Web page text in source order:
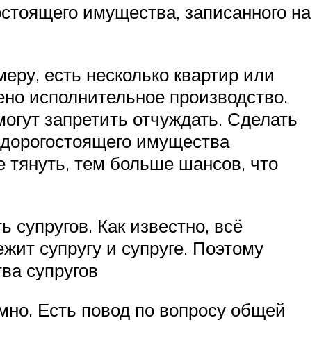
имущества, записанного на
есть несколько квартир или
исполнительное производство.
запретить отчуждать. Сделать
имущества
тянуть, тем больше шансов, что
Как известно, всё
супругу и супруге. Поэтому
супругов
Есть повод по вопросу общей